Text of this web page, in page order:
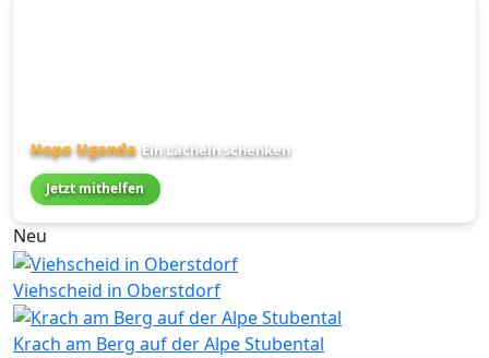
Hope Uganda Ein Lächeln schenken
Jetzt mithelfen
Neu
Viehscheid in Oberstdorf
Krach am Berg auf der Alpe Stubental